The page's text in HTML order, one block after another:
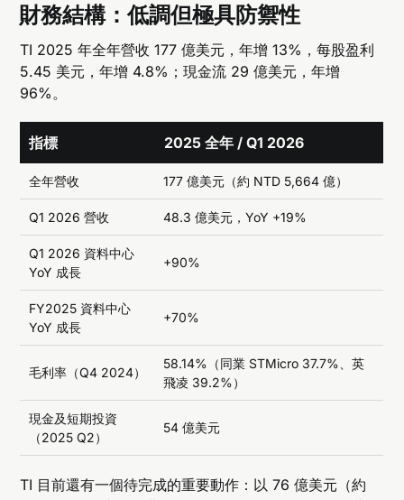
財務結構：低調但極具防禦性
TI 2025 年全年營收 177 億美元，年增 13%，每股盈利
5.45 美元，年增 4.8%；現金流 29 億美元，年增
96%。
指標 2025 全年 / Q1 2026
全年營收 177 億美元（約 NTD 5,664 億）
Q1 2026 營收 48.3 億美元，YoY +19%
Q1 2026 資料中心
YoY 成長
+90%
FY2025 資料中心
YoY 成長
+70%
毛利率（Q4 2024）
58.14%（同業 STMicro 37.7%、英
飛凌 39.2%）
現金及短期投資
（2025 Q2）
54 億美元
TI 目前還有一個待完成的重要動作：以 76 億美元（約